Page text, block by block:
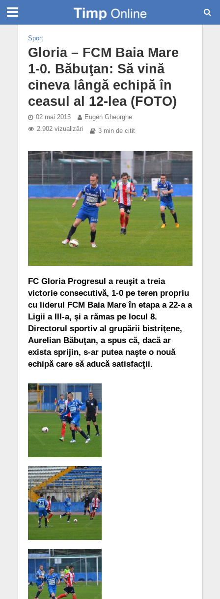
Sport
Gloria – FCM Baia Mare
1-0. Băbuţan: Să vină
cineva lângă echipă în
ceasul al 12-lea (FOTO)
02 mai 2015
Eugen Gheorghe
2.902 vizualizări
3 min de citit
FC Gloria Progresul a reuşit a treia
victorie consecutivă, 1-0 pe teren propriu
cu liderul FCM Baia Mare în etapa a 22-a a
Ligii a III-a, şi a rămas pe locul 8.
Directorul sportiv al grupării bistriţene,
Aurelian Băbuţan, a spus că, dacă ar
exista sprijin, s-ar putea naşte o nouă
echipă care să aducă satisfacţii.